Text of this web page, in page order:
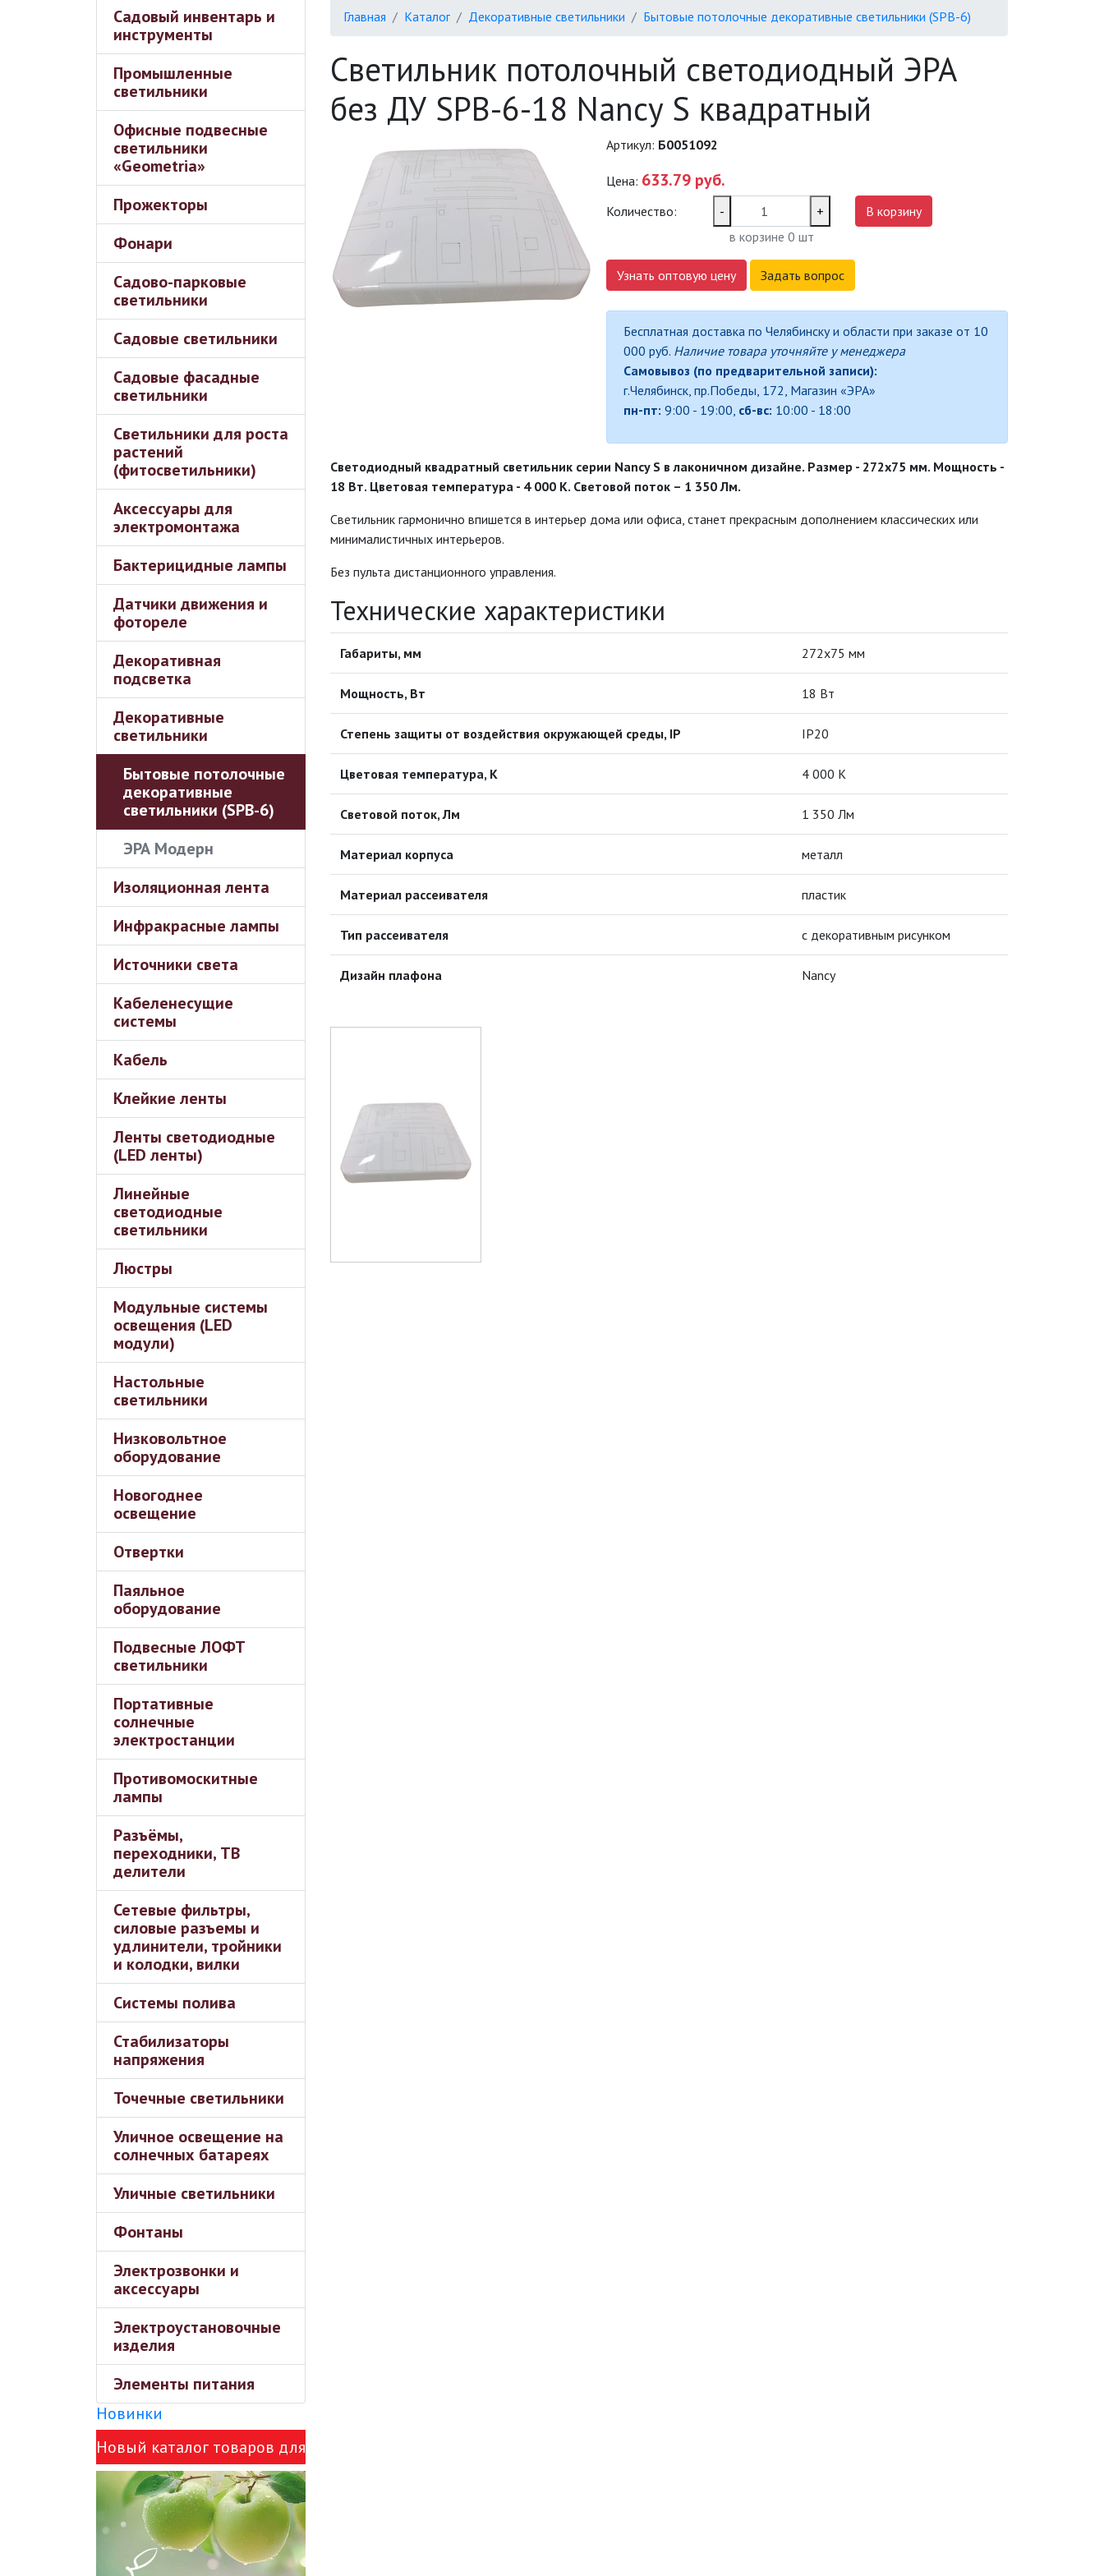
Садовый инвентарь и
инструменты
Промышленные
светильники
Офисные подвесные
светильники
«Geometria»
Прожекторы
Фонари
Садово-парковые
светильники
Садовые светильники
Садовые фасадные
светильники
Светильники для роста
растений
(фитосветильники)
Аксессуары для
электромонтажа
Бактерицидные лампы
Датчики движения и
фотореле
Декоративная
подсветка
Декоративные
светильники
Бытовые потолочные
декоративные
светильники (SPB-6)
ЭРА Модерн
Изоляционная лента
Инфракрасные лампы
Источники света
Кабеленесущие
системы
Кабель
Клейкие ленты
Ленты светодиодные
(LED ленты)
Линейные
светодиодные
светильники
Люстры
Модульные системы
освещения (LED
модули)
Настольные
светильники
Низковольтное
оборудование
Новогоднее
освещение
Отвертки
Паяльное
оборудование
Подвесные ЛОФТ
светильники
Портативные
солнечные
электростанции
Противомоскитные
лампы
Разъёмы,
переходники, ТВ
делители
Сетевые фильтры,
силовые разъемы и
удлинители, тройники
и колодки, вилки
Системы полива
Стабилизаторы
напряжения
Точечные светильники
Уличное освещение на
солнечных батареях
Уличные светильники
Фонтаны
Электрозвонки и
аксессуары
Электроустановочные
изделия
Элементы питания
Новинки
Новый каталог товаров для
сада Green Apple и ЭРА!
Главная Каталог Декоративные светильники Бытовые потолочные декоративные светильники (SPB-6)
Светильник потолочный светодиодный ЭРА
без ДУ SPB-6-18 Nancy S квадратный
Артикул: Б0051092
Цена: 633.79 руб.
Количество: -
+
в корзине 0 шт
В корзину
Узнать оптовую цену Задать вопрос
Бесплатная доставка по Челябинску и области при заказе от 10
000 руб. Наличие товара уточняйте у менеджера
Самовывоз (по предварительной записи):
г.Челябинск, пр.Победы, 172, Магазин «ЭРА»
пн-пт: 9:00 - 19:00, сб-вс: 10:00 - 18:00
Светодиодный квадратный светильник серии Nancy S в лаконичном дизайне. Размер - 272х75 мм. Мощность -
18 Вт. Цветовая температура - 4 000 К. Световой поток – 1 350 Лм.
Светильник гармонично впишется в интерьер дома или офиса, станет прекрасным дополнением классических или
минималистичных интерьеров.
Без пульта дистанционного управления.
Технические характеристики
Габариты, мм 272х75 мм
Мощность, Вт 18 Вт
Степень защиты от воздействия окружающей среды, IP IP20
Цветовая температура, К 4 000 К
Световой поток, Лм 1 350 Лм
Материал корпуса металл
Материал рассеивателя пластик
Тип рассеивателя с декоративным рисунком
Дизайн плафона Nancy